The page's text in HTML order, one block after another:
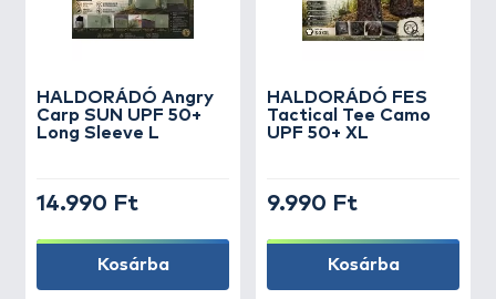
HALDORÁDÓ Angry
Carp SUN UPF 50+
Long Sleeve L
14.990 Ft
Kosárba
HALDORÁDÓ FES
Tactical Tee Camo
UPF 50+ XL
9.990 Ft
Kosárba